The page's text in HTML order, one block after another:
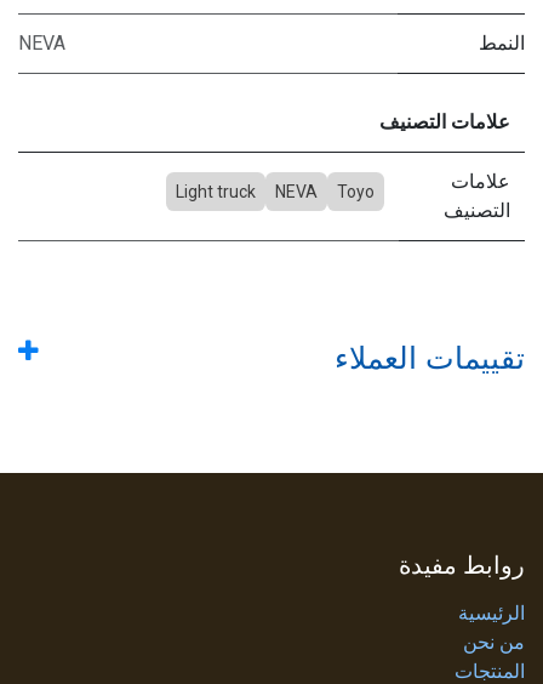
النمط NEVA
علامات التصنيف
علامات
التصنيف
Toyo
NEVA
Light truck
تقييمات العملاء
روابط مفيدة
الرئيسية
من نحن
المنتجات